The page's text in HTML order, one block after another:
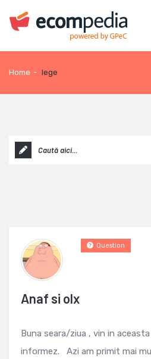
Home - lege
Anaf si olx
Question
Buna seara/ziua , vin in
informez. Azi am primit mai